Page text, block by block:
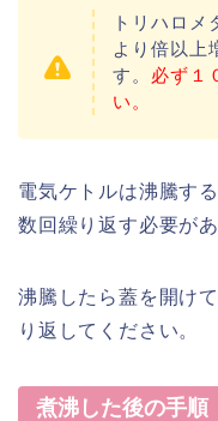
トリハロメ
より倍以上
す。 必ず１
い。
電気ケトルは沸騰す
数回繰り返す必要があ
沸騰したら蓋を開け
り返してください。
煮沸した後の手順